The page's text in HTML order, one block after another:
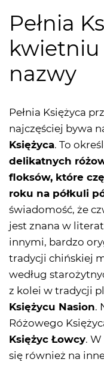
Pełnia
nazwy
Pełnia Księżyca
najczęściej bywa
Księżyca. To
delikatnych
floksów, które
roku na półkuli
świadomość, że
jest znana w
innymi, bardzo
tradycji chińskiej
według
z kolei w tradycji
Księżycu Nasion.
Różowego
Księżyc Łowcy.
się również na